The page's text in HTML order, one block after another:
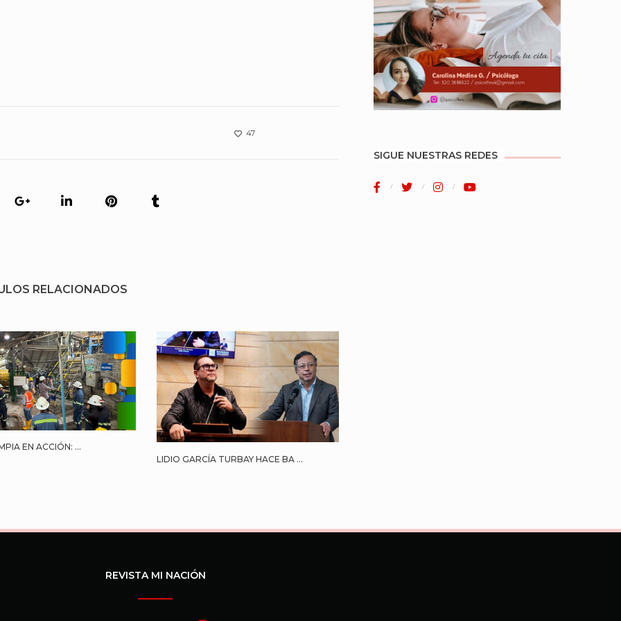
47
RELACIONADOS
EN ACCIÓN: ...
LIDIO GARCÍA TURBAY HACE BA ...
SIGUE NUESTRAS REDES
REVISTA MI NACIÓN